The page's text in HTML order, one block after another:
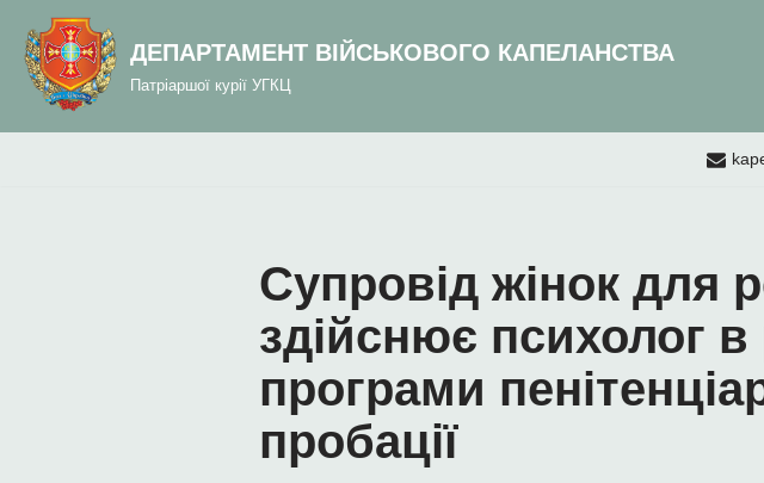
вмісту
Перейти
вмісту
ДЕПАРТАМЕНТ ВІЙСЬКОВОГО КАПЕЛАНСТВА
Патріаршої курії УГКЦ
Супровід жінок для
здійснює психолог в
програми
пробації